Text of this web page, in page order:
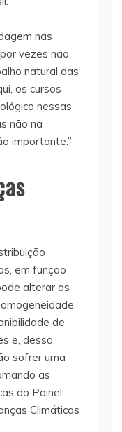
nas
vezes não
natural das
os cursos
nessas
não na
importante.”
em função
alterar as
de
e, dessa
sofrer uma
as
do Painel
Climáticas